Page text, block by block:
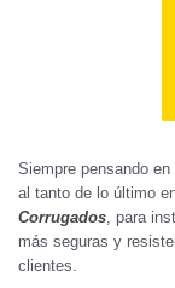
Siempre pensando
al tanto de lo último
Corrugados, para
más seguras y
clientes.